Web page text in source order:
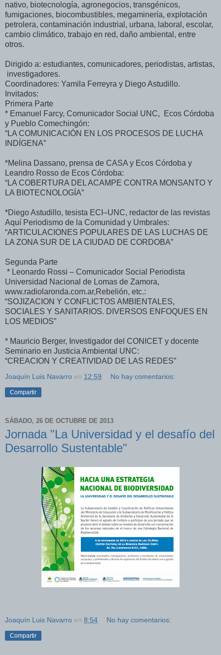
nativo, biotecnología, agronegocios, transgénicos,
fumigaciones, biocombustibles, megaminería, explotación
petrolera, contaminación industrial, urbana, laboral, escolar,
cambio climático, trabajo en red, daño ambiental, entre
otros.
Dirigido a: estudiantes, comunicadores, periodistas, artistas,
investigadores.
Coordinadores: Yamila Ferreyra y Diego Astudillo.
Invitados:
Primera Parte
* Emanuel Farcy, Comunicador Social UNC, Ecos Córdoba
y Pueblo Comechingón:
“LA COMUNICACIÓN EN LOS PROCESOS DE LUCHA
INDÍGENA”
*Melina Dassano, prensa de CASA y Ecos Córdoba y
Leandro Rosso de Ecos Córdoba:
“LA COBERTURA DEL ACAMPE CONTRA MONSANTO Y
LA BIOTECNOLOGÍA”
*Diego Astudillo, tesista ECI–UNC, redactor de las revistas
Aquí Periodismo de la Comunidad y Umbrales:
“ARTICULACIONES POPULARES DE LAS LUCHAS DE
LA ZONA SUR DE LA CIUDAD DE CORDOBA”
Segunda Parte
* Leonardo Rossi – Comunicador Social Periodista
Universidad Nacional de Lomas de Zamora,
www.radiolaronda.com.ar,Rebelión, etc.:
“SOJIZACION Y CONFLICTOS AMBIENTALES,
SOCIALES Y SANITARIOS. DIVERSOS ENFOQUES EN
LOS MEDIOS”
* Mauricio Berger, Investigador del CONICET y docente
Seminario en Justicia Ambiental UNC:
“CREACION Y CREATIVIDAD DE LAS REDES”
Joaquín Luis Navarro en 12:59 No hay comentarios:
Compartir
SÁBADO, 26 DE OCTUBRE DE 2013
Jornada "La Universidad y el desafío del
Desarrollo Sustentable"
Joaquín Luis Navarro en 8:54 No hay comentarios:
Compartir